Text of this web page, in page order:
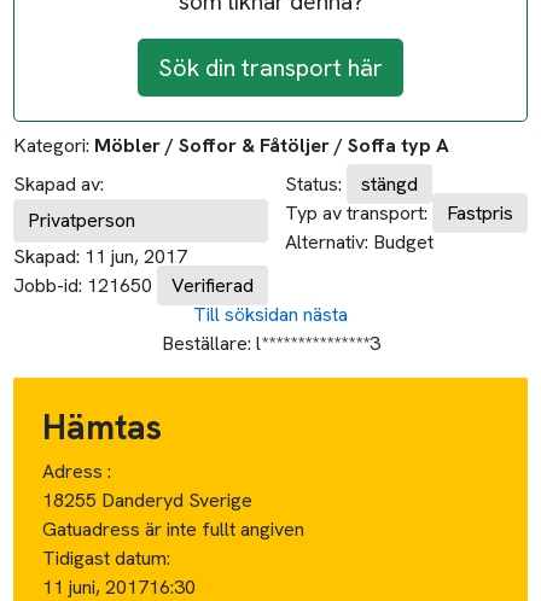
Sök din transport här
Kategori: Möbler / Soffor & Fåtöljer / Soffa typ A
Skapad av:
Privatperson
Skapad: 11 jun, 2017
Jobb-id: 121650 Verifierad
Status:
stängd
Typ av transport:
Fastpris
Alternativ: Budget
Till söksidan nästa
Beställare: l***************3
Hämtas
Adress :
18255 Danderyd Sverige
Gatuadress är inte fullt angiven
Tidigast datum:
11 juni, 201716:30